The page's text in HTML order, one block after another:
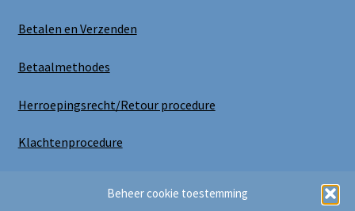
Beheer cookie toestemming
Betalen en Verzenden
Betaalmethodes
Herroepingsrecht/Retour procedure
Klachtenprocedure